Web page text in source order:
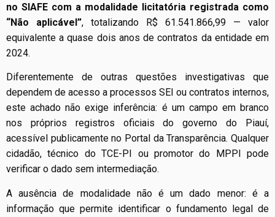
no SIAFE com a modalidade licitatória registrada como
“Não aplicável”, totalizando R$ 61.541.866,99 — valor
equivalente a quase dois anos de contratos da entidade em
2024.
Diferentemente de outras questões investigativas que
dependem de acesso a processos SEI ou contratos internos,
este achado não exige inferência: é um campo em branco
nos próprios registros oficiais do governo do Piauí,
acessível publicamente no Portal da Transparência. Qualquer
cidadão, técnico do TCE-PI ou promotor do MPPI pode
verificar o dado sem intermediação.
A ausência de modalidade não é um dado menor: é a
informação que permite identificar o fundamento legal de